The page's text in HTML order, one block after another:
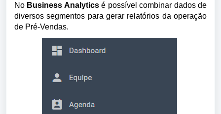
No Business Analytics é possível combinar dados de
diversos segmentos para gerar relatórios da operação
de Pré-Vendas.